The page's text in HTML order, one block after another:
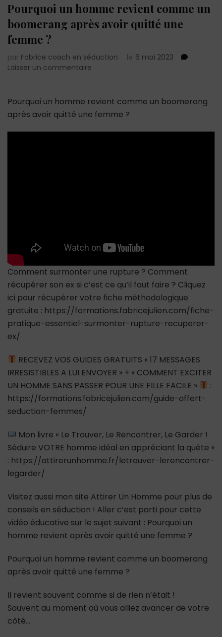
Pourquoi un homme revient comme un
boomerang après avoir quitté une
femme ?
par Fabrice coach en séduction le 6 mai 2023
Laisser un commentaire
homme
comme
un
Pourquoi un homme revient comme un boomerang
après avoir quitté une femme ?
Comment surmonter une rupture ? Comment
récupérer son ex si c’est ce qu’il faut faire ? Cliquez
ici pour récupérer votre fiche méthodologique
gratuite : https://formations.fabricejulien.com/fiche-
pratique-essentiel-surmonter-rupture-recuperer-
ex/
RECEVEZ VOS GUIDES GRATUITS « 17 MESSAGES
IRRESISTIBLES A LUI ENVOYER » + « COMMENT EXCITER
UN HOMME SANS PASSER POUR UNE FILLE FACILE »
:
https://formations.fabricejulien.com/guide-offert-
seduction-femmes/
Mon livre « Le Trouver, Le Rencontrer, Le Garder !
Séduire VOTRE homme idéal en appréciant la quête »
: https://attirerunhomme.fr/letrouver-lerencontrer-
legarder/
Visitez aussi mon site Attirer Un Homme pour plus de
conseils en séduction ! Aller c’est parti pour cette
vidéo éducative sur le sujet suivant : Pourquoi un
homme revient après avoir quitté une femme ?
Pourquoi un homme revient comme un boomerang
après avoir quitté une femme ?
Il revient souvent comme si de rien n’était !
Souvent au moment où vous alliez avancer de votre
côté…